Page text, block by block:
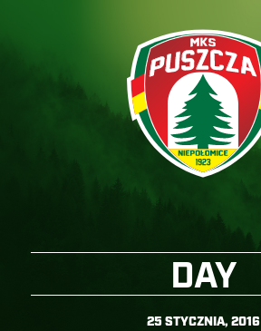
DAY
25 STYCZNIA, 2016